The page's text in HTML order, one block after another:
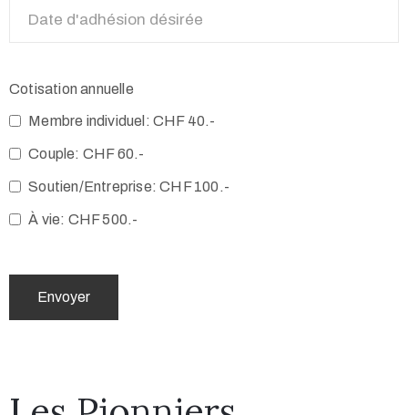
Cotisation annuelle
Membre individuel: CHF 40.-
Couple: CHF 60.-
Soutien/Entreprise: CHF 100.-
À vie: CHF 500.-